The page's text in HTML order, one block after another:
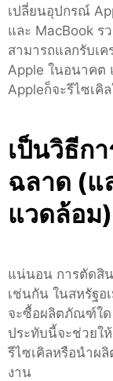
เปลี่ยนอุปกรณ์
และ MacBook
สามารถแลกรับเ
Apple ในอนาค
Appleก็จะรีไซเคิ
เป็นวิธีก
ฉลาด (แ
แวดล้อม)
แน่นอน การตัดสิน
เช่นกัน ในสหรัฐอ
จะซื้อผลิตภัณฑ์ใด
ประทับนี้จะช่วยใ
รีไซเคิลหรือนำผ
งาน